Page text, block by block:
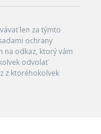
len za týmto
ochrany
na odkaz, ktorý vám
odvolať
z ktoréhokoľvek